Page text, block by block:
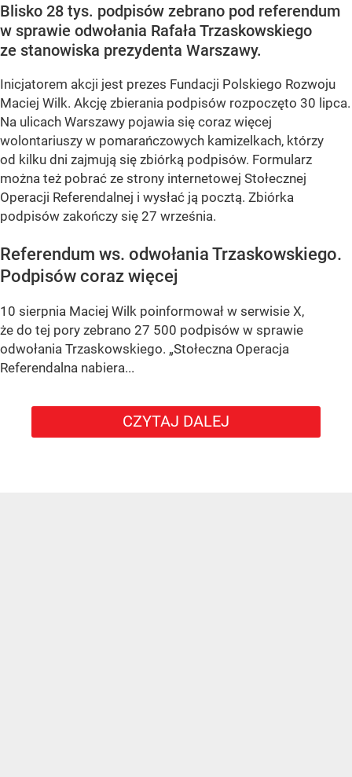
Blisko 28 tys. podpisów zebrano pod referendum
w sprawie odwołania Rafała Trzaskowskiego
ze stanowiska prezydenta Warszawy.
Inicjatorem akcji jest prezes Fundacji Polskiego Rozwoju
Maciej Wilk. Akcję zbierania podpisów rozpoczęto 30 lipca.
Na ulicach Warszawy pojawia się coraz więcej
wolontariuszy w pomarańczowych kamizelkach, którzy
od kilku dni zajmują się zbiórką podpisów. Formularz
można też pobrać ze strony internetowej Stołecznej
Operacji Referendalnej i wysłać ją pocztą. Zbiórka
podpisów zakończy się 27 września.
Referendum ws. odwołania Trzaskowskiego.
Podpisów coraz więcej
10 sierpnia Maciej Wilk poinformował w serwisie X,
że do tej pory zebrano 27 500 podpisów w sprawie
odwołania Trzaskowskiego. „Stołeczna Operacja
Referendalna nabiera...
CZYTAJ DALEJ